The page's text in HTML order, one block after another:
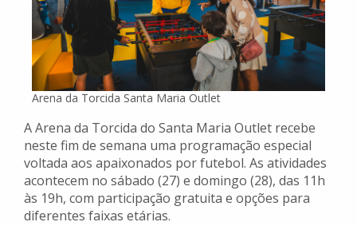
Arena da Torcida Santa Maria Outlet
A Arena da Torcida do Santa Maria Outlet recebe
neste fim de semana uma programação especial
voltada aos apaixonados por futebol. As atividades
acontecem no sábado (27) e domingo (28), das 11h
às 19h, com participação gratuita e opções para
diferentes faixas etárias.